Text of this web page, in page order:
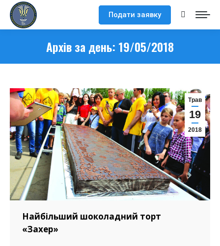
Подати заявку Search:
Архів за день: 19/05/2018
Трав
19
2018
Найбільший шоколадний торт
«Захер»